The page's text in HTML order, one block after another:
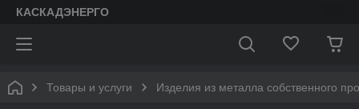
КАСКАДЭНЕРГО
Товары и услуги Изделия из металла собственного